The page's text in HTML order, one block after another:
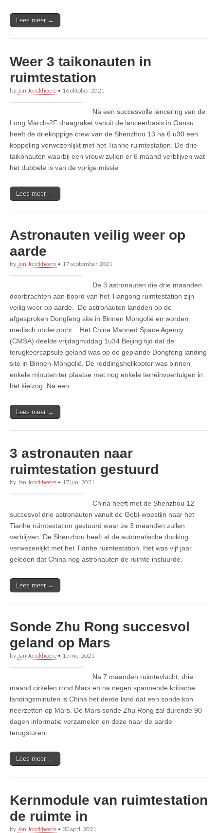
Lees meer →
Weer 3 taikonauten in
ruimtestation
by Jan Jonckheere • 16 oktober 2021
Na een succesvolle lancering van de
Long March-2F draagraket vanuit de lanceerbasis in Gansu
heeft de driekoppige crew van de Shenzhou 13 na 6 u30 een
koppeling verwezenlijkt met het Tianhe ruimtestation. De drie
taikonauten waarbij een vrouw zullen er 6 maand verblijven wat
het dubbele is van de vorige missie
Lees meer →
Astronauten veilig weer op
aarde
by Jan Jonckheere • 17 september 2021
De 3 astronauten die drie maanden
doorbrachten aan boord van het Tiangong ruimtestation zijn
veilig weer op aarde. De astronauten landden op de
afgesproken Dongfeng site in Binnen Mongolië en worden
medisch onderzocht. Het China Manned Space Agency
(CMSA) deelde vrijdagmiddag 1u34 Beijing tijd dat de
terugkeercapsule geland was op de geplande Dongfeng landing
site in Binnen-Mongolië. De reddingshelikopter was binnen
enkele minuten ter plaatse met nog enkele terreinvoertuigen in
het kielzog. Na een…
Lees meer →
3 astronauten naar
ruimtestation gestuurd
by Jan Jonckheere • 17 juni 2021
China heeft met de Shenzhou 12
succesvol drie astronauten vanuit de Gobi-woestijn naar het
Tianhe ruimtestation gestuurd waar ze 3 maanden zullen
verblijven. De Shenzhou heeft al de automatische docking
verwezenlijkt met het Tianhe ruimtestation. Het was vijf jaar
geleden dat China nog astronauten de ruimte instuurde.
Lees meer →
Sonde Zhu Rong succesvol
geland op Mars
by Jan Jonckheere • 15 mei 2021
Na 7 maanden ruimtevlucht, drie
maand cirkelen rond Mars en na negen spannende kritische
landingsminuten is China het derde land dat een sonde kon
neerzetten op Mars. De Mars sonde Zhu Rong zal durende 90
dagen informatie verzamelen en deze naar de aarde
terugsturen.
Lees meer →
Kernmodule van ruimtestation
de ruimte in
by Jan Jonckheere • 30 april 2021